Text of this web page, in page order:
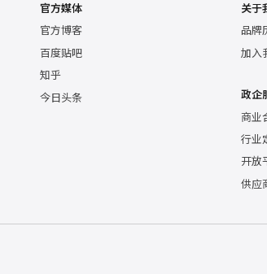
官方媒体
官方博客
百度贴吧
知乎
今日头条
关于
品牌
加入
政企
商业
行业
开放
供应